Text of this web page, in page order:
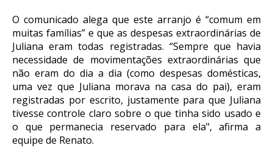
O comunicado alega que este arranjo é “comum em
muitas famílias” e que as despesas extraordinárias de
Juliana eram todas registradas. “Sempre que havia
necessidade de movimentações extraordinárias que
não eram do dia a dia (como despesas domésticas,
uma vez que Juliana morava na casa do pai), eram
registradas por escrito, justamente para que Juliana
tivesse controle claro sobre o que tinha sido usado e
o que permanecia reservado para ela", afirma a
equipe de Renato.